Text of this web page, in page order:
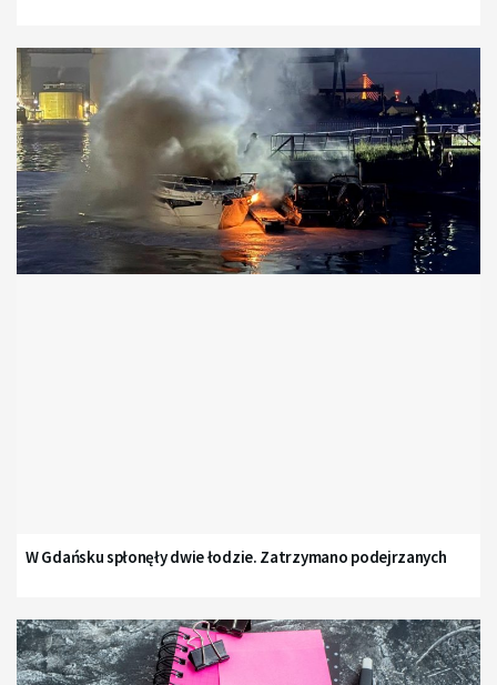
W Gdańsku spłonęły dwie łodzie. Zatrzymano podejrzanych